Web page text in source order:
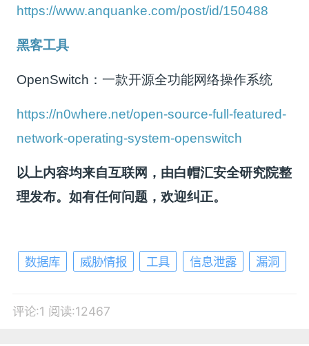
https://www.anquanke.com/post/id/150488
黑客工具
OpenSwitch：一款开源全功能网络操作系统
https://n0where.net/open-source-full-featured-
network-operating-system-openswitch
以上内容均来自互联网，由白帽汇安全研究院整
理发布。如有任何问题，欢迎纠正。
数据库 威胁情报 工具 信息泄露 漏洞
评论:1 阅读:12467